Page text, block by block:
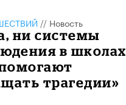
// Новость
ни системы
в школах
трагедии»